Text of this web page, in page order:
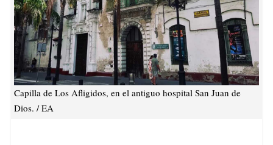
Capilla de Los Afligidos, en el antiguo hospital San Juan de
Dios. / EA